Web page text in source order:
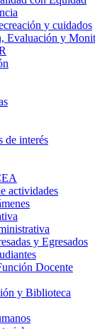
y cuidados
Evaluación y
de interés
actividades
y Egresados
Docente
y Biblioteca